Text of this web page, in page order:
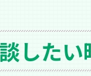
したい